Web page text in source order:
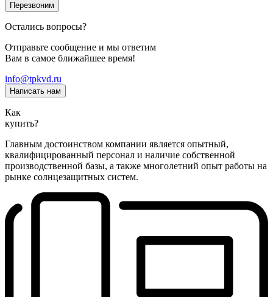
Перезвоним
Остались вопросы?
Отправьте сообщение и мы ответим
Вам в самое ближайшее время!
info@tpkvd.ru
Написать нам
Как
купить?
Главным достоинством компании является опытный,
квалифицированный персонал и наличие собственной
производственной базы, а также многолетний опыт работы на
рынке солнцезащитных систем.